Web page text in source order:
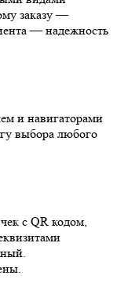
заказу —
— надежность
и навигаторами
выбора любого
с QR кодом,